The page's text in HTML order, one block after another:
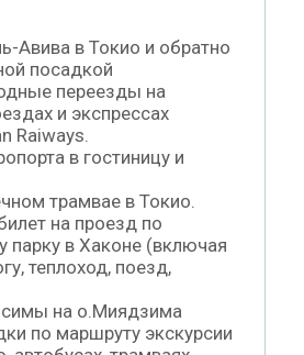
Авива в Токио и обратно
посадкой
переезды на
и экспрессах
Raiways.
в гостиницу и
трамвае в Токио.
на проезд по
парку в Хаконе (включая
теплоход, поезд,
на о.Миядзима
по маршруту экскурсии